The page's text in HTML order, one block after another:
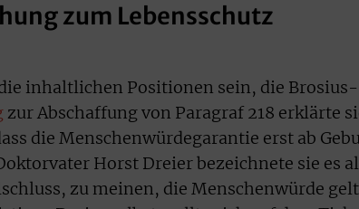
zum Lebensschutz
inhaltlichen Positionen sein, die Brosius-
zur Abschaffung von Paragraf 218 erklärte
die Menschenwürdegarantie erst ab
Horst Dreier bezeichnete sie es
zu meinen, die Menschenwürde